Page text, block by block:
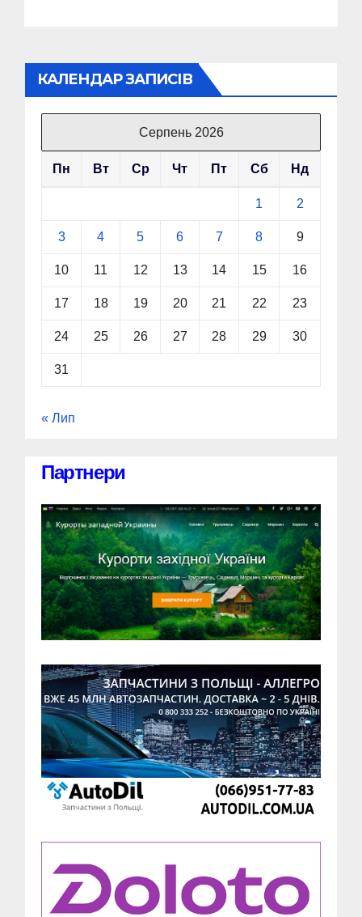
КАЛЕНДАР ЗАПИСІВ
Серпень 2026
Пн Вт Ср Чт Пт Сб Нд
1 2
3 4 5 6 7 8 9
10 11 12 13 14 15 16
17 18 19 20 21 22 23
24 25 26 27 28 29 30
31
« Лип
Партнери